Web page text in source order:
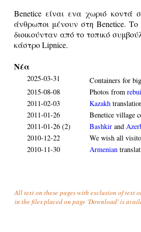
Benetice είναι ενα χωριό κοντά
άνθρωποι μένουν στη Benetice. Το
διοικούνταν από το τοπικό
κάστρο Lipnice.
Νέα
2025-03-31
Containers for
2015-08-08
Photos from
2011-02-03
Kazakh
2011-01-26
Benetice village
2011-01-26 (2)
Bashkir and
2010-12-22
We wish all
2010-11-30
Armenian
All text on these pages with exclusion of text
in the files placed on page 'Download' is